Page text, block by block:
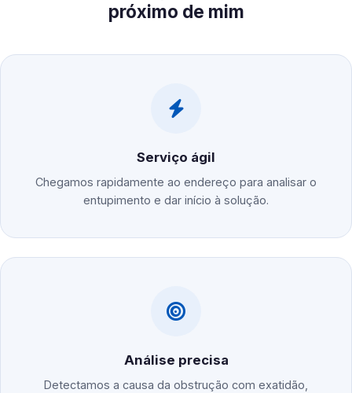
próximo de mim
Serviço ágil
Chegamos rapidamente ao endereço para analisar o
entupimento e dar início à solução.
Análise precisa
Detectamos a causa da obstrução com exatidão,